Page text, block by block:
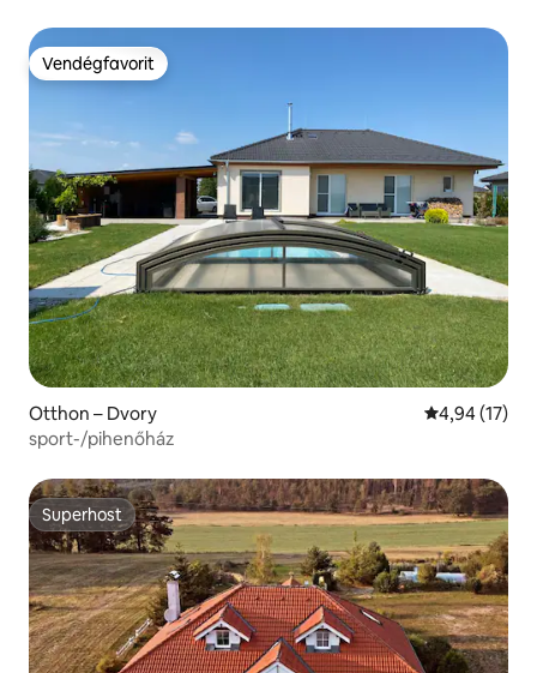
Vendégfavorit
Vendégfavorit
Otthon – Dvory Átlagos
4,94 (17)
sport-/pihenőház
Superhost
Superhost